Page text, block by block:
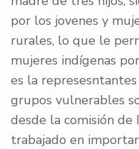
por los jovenes y
rurales, lo que le
mujeres indígenas
es la
grupos vulnerables
desde la comisión
trabajado en